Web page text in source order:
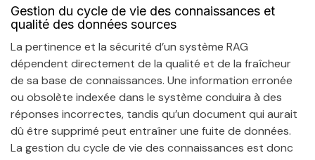
Gestion du cycle de vie des connaissances et
qualité des données sources
La pertinence et la sécurité d’un système RAG
dépendent directement de la qualité et de la fraîcheur
de sa base de connaissances. Une information erronée
ou obsolète indexée dans le système conduira à des
réponses incorrectes, tandis qu’un document qui aurait
dû être supprimé peut entraîner une fuite de données.
La gestion du cycle de vie des connaissances est donc